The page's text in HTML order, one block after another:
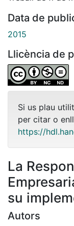
Data de
2015
Llicència de
Si us plau
per citar o
https://
La
su
Autors